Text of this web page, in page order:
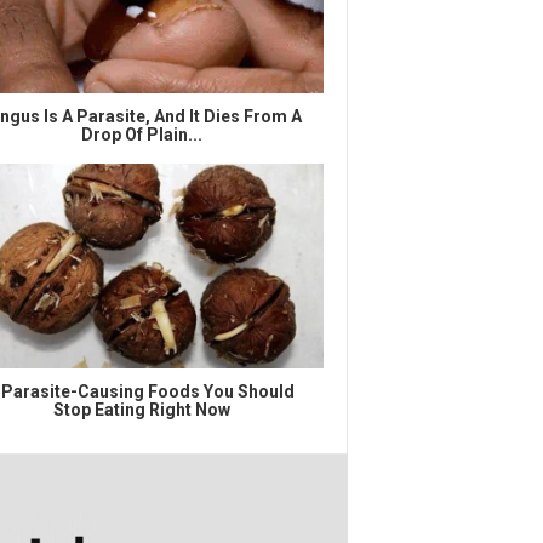
Is A Parasite, And It Dies From A
Drop Of Plain...
Causing Foods You Should
Stop Eating Right Now